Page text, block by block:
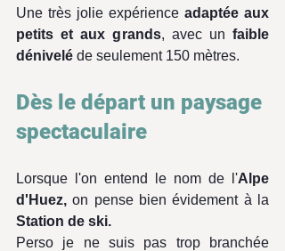
Une très jolie expérience adaptée aux
petits et aux grands, avec un faible
dénivelé de seulement 150 mètres.
Dès le départ un paysage
spectaculaire
Lorsque l'on entend le nom de l'Alpe
d'Huez,
Station de ski.
Perso je ne suis pas trop branchée